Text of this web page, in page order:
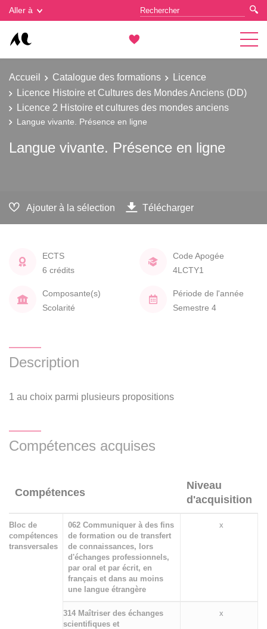
Aller à
Accueil Catalogue des formations
Licence
Licence Histoire et Cultures des Mondes Anciens (DD)
Licence 2 Histoire et cultures des mondes anciens
Langue vivante. Présence en ligne
Langue vivante. Présence en ligne
Ajouter à la sélection Télécharger
ECTS
6 crédits
Code Apogée
4LCTY1
Composante(s)
Scolarité
Période de l'année
Semestre 4
Description
1 au choix parmi plusieurs propositions
Compétences acquises
Compétences
Niveau
d'acquisition
Bloc de
compétences
transversales
062 Communiquer à des fins
de formation ou de transfert
de connaissances, lors
d'échanges professionnels,
par oral et par écrit, en
français et dans au moins
une langue étrangère
x
314 Maîtriser des échanges
scientifiques et
x
Gestion des cookies